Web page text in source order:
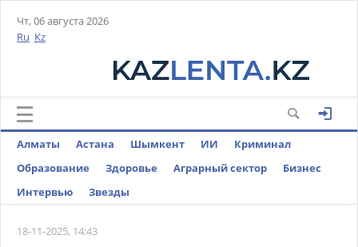
Чт, 06 августа 2026
Ru Kz
Алматы Астана Шымкент ИИ
Криминал
Образование
Здоровье Аграрный сектор
Бизнес
Интервью
Звезды
18-11-2025, 14:43